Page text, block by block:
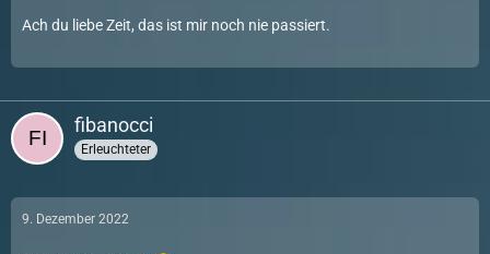
Ach du liebe Zeit, das ist mir noch nie passiert.
fibanocci
Erleuchteter
9. Dezember 2022